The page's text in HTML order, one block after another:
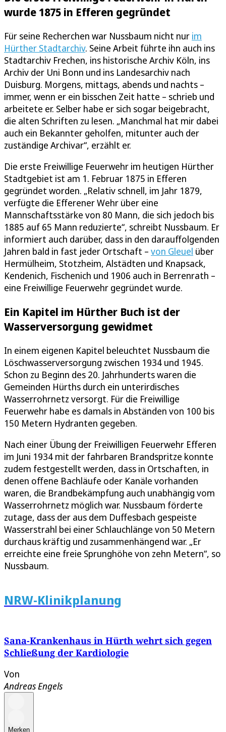
wurde 1875 in Efferen gegründet
Für seine Recherchen war Nussbaum nicht nur im
Hürther Stadtarchiv. Seine Arbeit führte ihn auch ins
Stadtarchiv Frechen, ins historische Archiv Köln, ins
Archiv der Uni Bonn und ins Landesarchiv nach
Duisburg. Morgens, mittags, abends und nachts –
immer, wenn er ein bisschen Zeit hatte – schrieb und
arbeitete er. Selber habe er sich sogar beigebracht,
die alten Schriften zu lesen. „Manchmal hat mir dabei
auch ein Bekannter geholfen, mitunter auch der
zuständige Archivar“, erzählt er.
Die erste Freiwillige Feuerwehr im heutigen Hürther
Stadtgebiet ist am 1. Februar 1875 in Efferen
gegründet worden. „Relativ schnell, im Jahr 1879,
verfügte die Efferener Wehr über eine
Mannschaftsstärke von 80 Mann, die sich jedoch bis
1885 auf 65 Mann reduzierte“, schreibt Nussbaum. Er
informiert auch darüber, dass in den darauffolgenden
Jahren bald in fast jeder Ortschaft – von Gleuel über
Hermülheim, Stotzheim, Alstädten und Knapsack,
Kendenich, Fischenich und 1906 auch in Berrenrath –
eine Freiwillige Feuerwehr gegründet wurde.
Ein Kapitel im Hürther Buch ist der
Wasserversorgung gewidmet
In einem eigenen Kapitel beleuchtet Nussbaum die
Löschwasserversorgung zwischen 1934 und 1945.
Schon zu Beginn des 20. Jahrhunderts waren die
Gemeinden Hürths durch ein unterirdisches
Wasserrohrnetz versorgt. Für die Freiwillige
Feuerwehr habe es damals in Abständen von 100 bis
150 Metern Hydranten gegeben.
Nach einer Übung der Freiwilligen Feuerwehr Efferen
im Juni 1934 mit der fahrbaren Brandspritze konnte
zudem festgestellt werden, dass in Ortschaften, in
denen offene Bachläufe oder Kanäle vorhanden
waren, die Brandbekämpfung auch unabhängig vom
Wasserrohrnetz möglich war. Nussbaum förderte
zutage, dass der aus dem Duffesbach gespeiste
Wasserstrahl bei einer Schlauchlänge von 50 Metern
durchaus kräftig und zusammenhängend war. „Er
erreichte eine freie Sprunghöhe von zehn Metern“, so
Nussbaum.
NRW-Klinikplanung
Sana-Krankenhaus in Hürth wehrt sich gegen
Schließung der Kardiologie
Von
Andreas Engels
Merken